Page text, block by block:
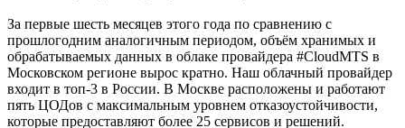
За первые шесть месяцев этого года по сравнению с
прошлогодним аналогичным периодом, объём хранимых и
обрабатываемых данных в облаке провайдера #CloudMTS в
Московском регионе вырос кратно. Наш облачный провайдер
входит в топ-3 в России. В Москве расположены и работают
пять ЦОДов с максимальным уровнем отказоустойчивости,
которые предоставляют более 25 сервисов и решений.